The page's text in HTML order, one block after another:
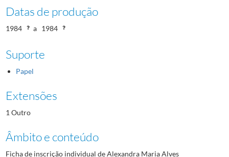
Datas de produção
1984 a 1984
Suporte
Papel
Extensões
1 Outro
Âmbito e conteúdo
Ficha de inscrição individual de Alexandra Maria Alves